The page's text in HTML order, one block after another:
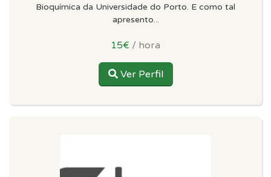
Bioquímica da Universidade do Porto. E como tal
apresento...
15€ / hora
Ver Perfil